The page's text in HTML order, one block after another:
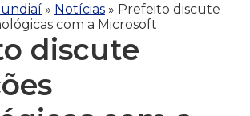
» Notícias » Prefeito discute
com a Microsoft
discute